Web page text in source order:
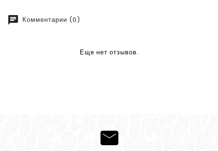
chat Комментарии (0)
Еще нет отзывов.